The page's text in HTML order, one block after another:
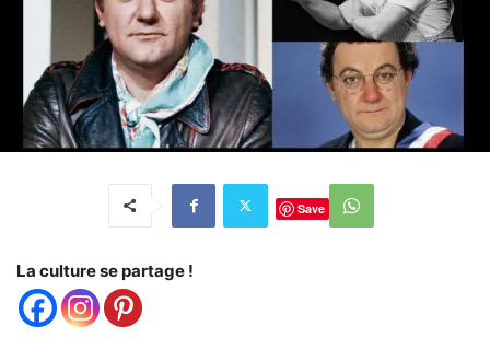
Save
La culture se partage !